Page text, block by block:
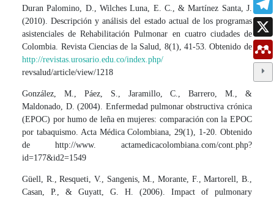
Duran Palomino, D., Wilches Luna, E. C., & Martínez Santa, J.
(2010). Descripción y análisis del estado actual de los programas
asistenciales de Rehabilitación Pulmonar en cuatro ciudades de
Colombia. Revista Ciencias de la Salud, 8(1), 41-53. Obtenido de
http://revistas.urosario.edu.co/index.php/
revsalud/article/view/1218
González, M., Páez, S., Jaramillo, C., Barrero, M., &
Maldonado, D. (2004). Enfermedad pulmonar obstructiva crónica
(EPOC) por humo de leña en mujeres: comparación con la EPOC
por tabaquismo. Acta Médica Colombiana, 29(1), 1-20. Obtenido
de http://www. actamedicacolombiana.com/cont.php?
id=177&id2=1549
Güell, R., Resqueti, V., Sangenis, M., Morante, F., Martorell, B.,
Casan, P., & Guyatt, G. H. (2006). Impact of pulmonary